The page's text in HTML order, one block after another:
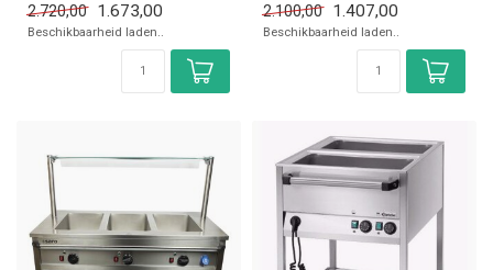
✓ Breedte 130...
2.720,00 1.673,00
Beschikbaarheid laden..
✓ Breedte 904...
2.100,00 1.407,00
Beschikbaarheid laden..